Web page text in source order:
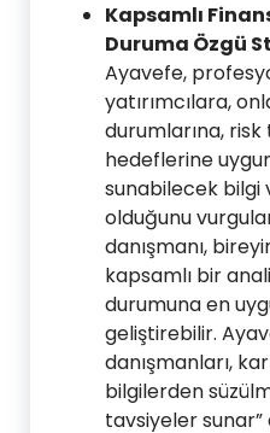
Kapsamlı
Duruma Özgü
Ayavefe,
yatırımcılara,
durumlarına,
hedeflerine
sunabilecek bilgi
olduğunu
danışmanı,
kapsamlı bir
durumuna en
geliştirebilir.
danışmanları,
bilgilerden
tavsiyeler sunar”